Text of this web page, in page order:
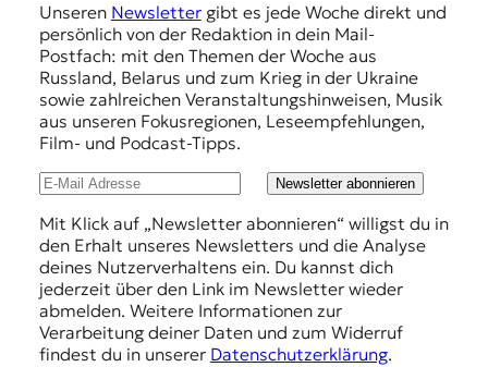
Unseren Newslettergibt es jede Woche direkt und
persönlich von der Redaktion in dein Mail-
Postfach: mit den Themen der Woche aus
Russland, Belarus und zum Krieg in der Ukraine
sowie zahlreichen Veranstaltungshinweisen, Musik
aus unseren Fokusregionen, Leseempfehlungen,
Film- und Podcast-Tipps.
Newsletter abonnieren
Mit Klick auf „Newsletter abonnieren“ willigst du in
den Erhalt unseres Newsletters und die Analyse
deines Nutzerverhaltens ein. Du kannst dich
jederzeit über den Link im Newsletter wieder
abmelden. Weitere Informationen zur
Verarbeitung deiner Daten und zum Widerruf
findest du in unserer Datenschutzerklärung.